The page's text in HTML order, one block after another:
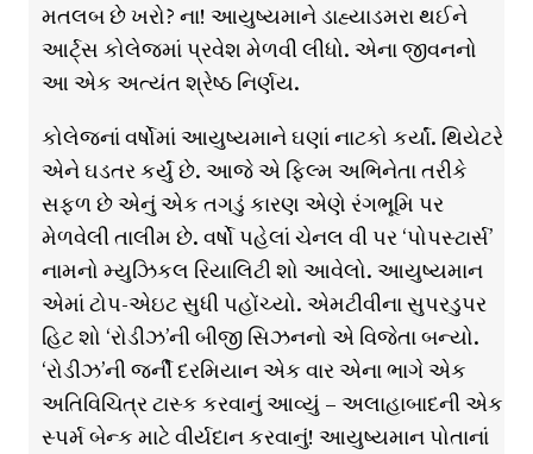
મતલબ છે ખરો? ના! આયુષ્યમાને ડાહ્યાડમરા થઈને
આર્ટ્સ કોલેજમાં પ્રવેશ મેળવી લીધો. એના જીવનનો
આ એક અત્યંત શ્રેષ્ઠ નિર્ણય.
કોલેજનાં વર્ષોમાં આયુષ્યમાને ઘણાં નાટકો કર્યાં. થિયેટરે
એને ઘડતર કર્યું છે. આજે એ ફિલ્મ અભિનેતા તરીકે
સફળ છે એનું એક તગડું કારણ એણે રંગભૂમિ પર
મેળવેલી તાલીમ છે. વર્ષો પહેલાં ચેનલ વી પર ‘પોપસ્ટાર્સ’
નામનો મ્યુઝિકલ રિયાલિટી શો આવેલો. આયુષ્યમાન
એમાં ટોપ-એઇટ સુધી પહોંચ્યો. એમટીવીના સુપરડુપર
હિટ શો ‘રોડીઝ’ની બીજી સિઝનનો એ વિજેતા બન્યો.
‘રોડીઝ’ની જર્ની દરમિયાન એક વાર એના ભાગે એક
અતિવિચિત્ર ટાસ્ક કરવાનું આવ્યું – અલાહાબાદની એક
સ્પર્મ બેન્ક માટે વીર્યદાન કરવાનું! આયુષ્યમાન પોતાનાં